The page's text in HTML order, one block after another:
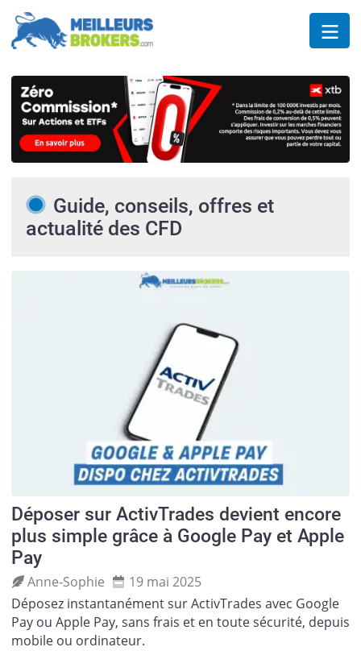
Guide, conseils, offres et
actualité des CFD
Déposer sur ActivTrades devient encore
plus simple grâce à Google Pay et Apple
Pay
Anne‑Sophie
19 mai 2025
Déposez instantanément sur ActivTrades avec Google
Pay ou Apple Pay, sans frais et en toute sécurité, depuis
mobile ou ordinateur.